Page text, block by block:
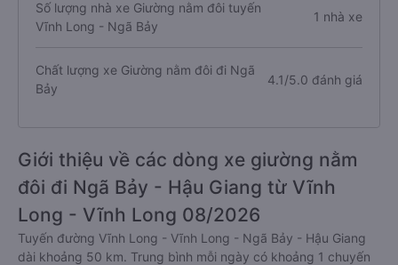
Số lượng nhà xe Giường nằm đôi tuyến
Vĩnh Long - Ngã Bảy
1 nhà xe
Chất lượng xe Giường nằm đôi đi Ngã
Bảy
4.1/5.0 đánh giá
Giới thiệu về các dòng xe giường nằm
đôi đi Ngã Bảy - Hậu Giang từ Vĩnh
Long - Vĩnh Long 08/2026
Tuyến đường Vĩnh Long - Vĩnh Long - Ngã Bảy - Hậu Giang
dài khoảng 50 km. Trung bình mỗi ngày có khoảng 1 chuyến